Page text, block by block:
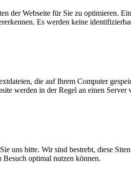
der Webseite für Sie zu optimieren.
Es werden keine
die auf Ihrem Computer
werden in der Regel an einen Server
uns bitte. Wir sind bestrebt, diese
optimal nutzen können.